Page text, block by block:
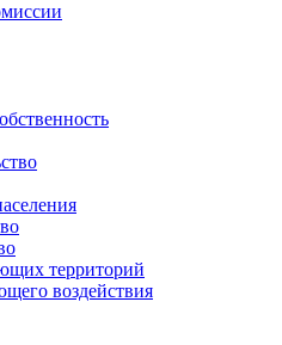
территорий
воздействия